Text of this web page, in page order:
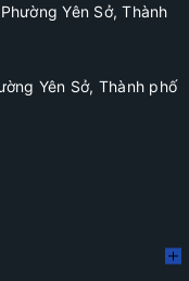
Yên Sở, Thành
Yên Sở, Thành phố